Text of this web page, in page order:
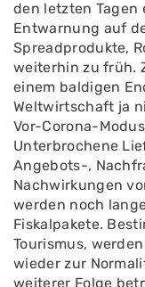
den letzten Tagen
Entwarnung auf
Spreadprodukte,
weiterhin zu früh.
einem baldigen
Weltwirtschaft ja
Vor-Corona-
Unterbrochene
Angebots-,
Nachwirkungen
werden noch
Fiskalpakete.
Tourismus,
wieder zur
weiterer Folge